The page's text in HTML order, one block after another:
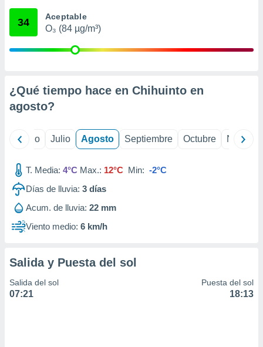
e
publicidad
1199
34 Aceptable
O₃ (84 µg/m³)
¿Qué tiempo hace en Chihuinto en
agosto?
Junio Julio Agosto Septiembre Octubre
T. Media: 4°C Max.: 12°C Min: -2°C
Días de lluvia: 3 días
Acum. de lluvia: 22 mm
Viento medio: 6 km/h
Salida y Puesta del sol
Salida del sol
07:21
Puesta del sol
18:13